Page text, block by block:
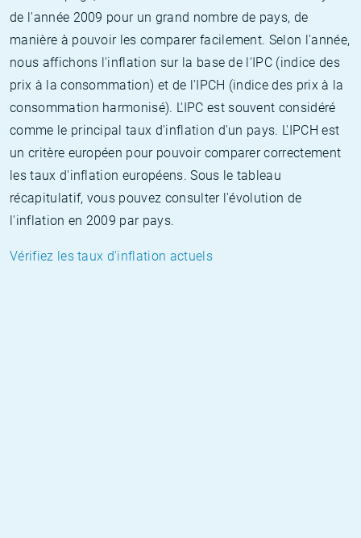
de l'année 2009 pour un grand nombre de pays, de
manière à pouvoir les comparer facilement. Selon l'année,
nous affichons l'inflation sur la base de l'IPC (indice des
prix à la consommation) et de l'IPCH (indice des prix à la
consommation harmonisé). L'IPC est souvent considéré
comme le principal taux d'inflation d'un pays. L'IPCH est
un critère européen pour pouvoir comparer correctement
les taux d'inflation européens. Sous le tableau
récapitulatif, vous pouvez consulter l'évolution de
l'inflation en 2009 par pays.
Vérifiez les taux d'inflation actuels